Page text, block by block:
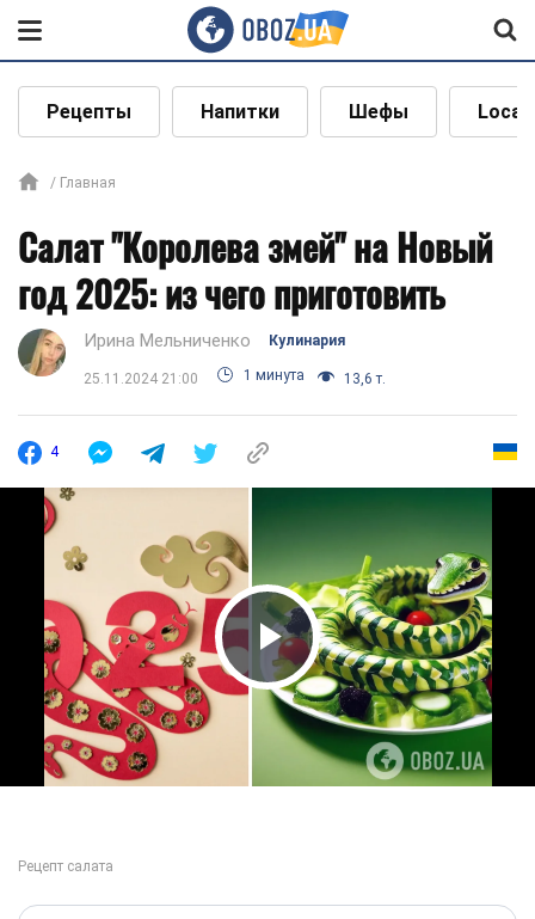
Рецепты Напитки Шефы Local
Главная
Салат "Королева змей" на Новый
год 2025: из чего приготовить
Ирина Мельниченко Кулинария
25.11.2024 21:00 1 минута 13,6 т.
4
Play Video